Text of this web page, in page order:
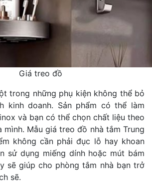
Giá treo đồ
trong những phụ kiện không thể bỏ
kinh doanh. Sản phẩm có thể làm
và bạn có thể chọn chất liệu theo
mình. Mẫu giá treo đồ nhà tắm Trung
không cần phải đục lỗ hay khoan
sử dụng miếng dính hoặc mút bám
sẽ giúp cho phòng tắm nhà bạn trở
sẽ.